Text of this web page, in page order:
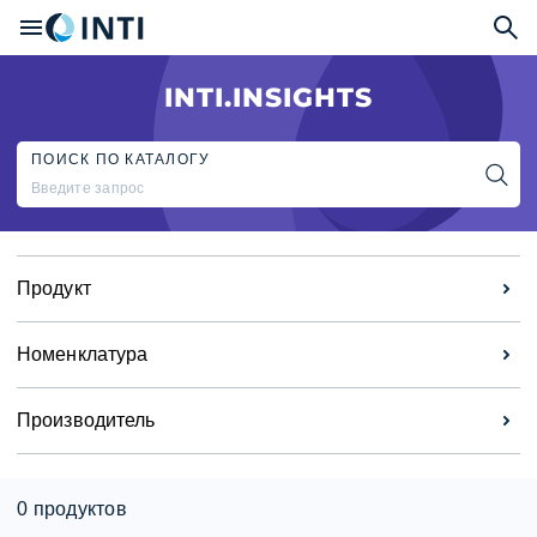
INTI.INSIGHTS
ПОИСК ПО КАТАЛОГУ
0 продуктов
Продукт
Номенклатура
Производитель